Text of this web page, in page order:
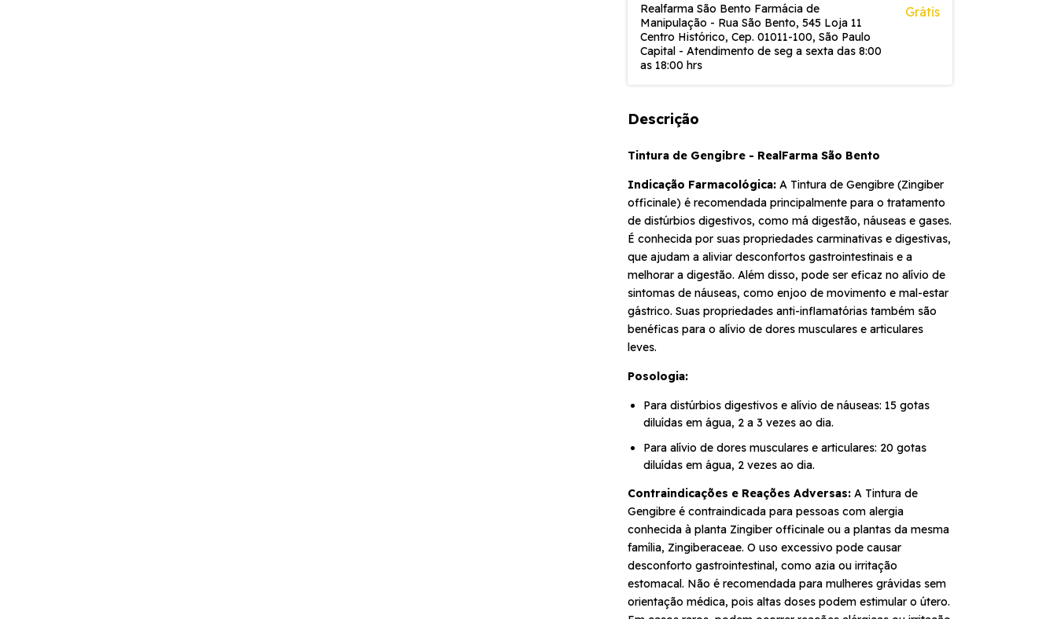
Realfarma São Bento Farmácia de
Manipulação - Rua São Bento, 545 Loja 11
Centro Histórico, Cep. 01011-100, São Paulo
Capital - Atendimento de seg a sexta das 8:00
as 18:00 hrs
Grátis
Descrição
Tintura de Gengibre - RealFarma São Bento
Indicação Farmacológica: A Tintura de Gengibre (Zingiber
officinale) é recomendada principalmente para o tratamento
de distúrbios digestivos, como má digestão, náuseas e gases.
É conhecida por suas propriedades carminativas e digestivas,
que ajudam a aliviar desconfortos gastrointestinais e a
melhorar a digestão. Além disso, pode ser eficaz no alívio de
sintomas de náuseas, como enjoo de movimento e mal-estar
gástrico. Suas propriedades anti-inflamatórias também são
benéficas para o alívio de dores musculares e articulares
leves.
Posologia:
Para distúrbios digestivos e alívio de náuseas: 15 gotas
diluídas em água, 2 a 3 vezes ao dia.
Para alívio de dores musculares e articulares: 20 gotas
diluídas em água, 2 vezes ao dia.
Contraindicações e Reações Adversas: A Tintura de
Gengibre é contraindicada para pessoas com alergia
conhecida à planta Zingiber officinale ou a plantas da mesma
família, Zingiberaceae. O uso excessivo pode causar
desconforto gastrointestinal, como azia ou irritação
estomacal. Não é recomendada para mulheres grávidas sem
orientação médica, pois altas doses podem estimular o útero.